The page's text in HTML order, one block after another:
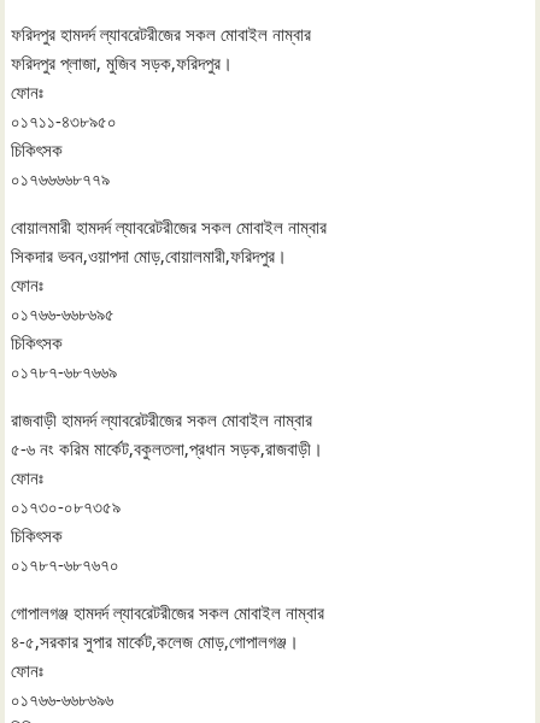
ফরিদপুর হামদর্দ ল্যাবরেটরীজের সকল মোবাইল নাম্বার
ফরিদপুর প্লাজা, মুজিব সড়ক,ফরিদপুর।
ফোনঃ
০১৭১১-৪৩৮৯৫০
চিকিৎসক
০১৭৬৬৬৬৮৭৭৯
বোয়ালমারী হামদর্দ ল্যাবরেটরীজের সকল মোবাইল নাম্বার
সিকদার ভবন,ওয়াপদা মোড়,বোয়ালমারী,ফরিদপুর।
ফোনঃ
০১৭৬৬-৬৬৮৬৯৫
চিকিৎসক
০১৭৮৭-৬৮৭৬৬৯
রাজবাড়ী হামদর্দ ল্যাবরেটরীজের সকল মোবাইল নাম্বার
৫-৬ নং করিম মার্কেট,বকুলতলা,প্রধান সড়ক,রাজবাড়ী।
ফোনঃ
০১৭৩০-০৮৭৩৫৯
চিকিৎসক
০১৭৮৭-৬৮৭৬৭০
গোপালগঞ্জ হামদর্দ ল্যাবরেটরীজের সকল মোবাইল নাম্বার
৪-৫,সরকার সুপার মার্কেট,কলেজ মোড়,গোপালগঞ্জ।
ফোনঃ
০১৭৬৬-৬৬৮৬৯৬